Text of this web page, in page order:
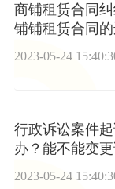
商铺租赁合同
铺铺租赁合同
2023-05-24
行政诉讼案件
办？能不能变更
2023-05-24